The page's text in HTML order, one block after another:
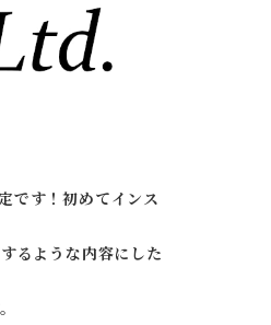
です！初めてインス
るような内容にした